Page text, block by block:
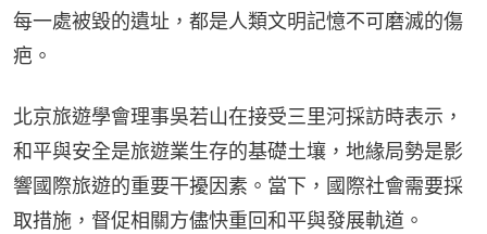
每一處被毀的遺址，都是人類文明記憶不可磨滅的傷
疤。
北京旅遊學會理事吳若山在接受三里河採訪時表示，
和平與安全是旅遊業生存的基礎土壤，地緣局勢是影
響國際旅遊的重要干擾因素。當下，國際社會需要採
取措施，督促相關方儘快重回和平與發展軌道。